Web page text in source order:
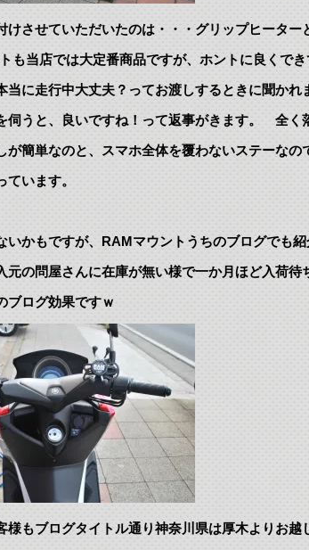
けさせていただいたのは・・・グリップヒータ
も当店では大定番商品ですが、ホントに良くで
当に走行中大丈夫？ってお渡しするときに聞かれ
伺うと、良いですね！って返事がきます。 全く
が簡単なのと、スマホ全体を覆わないステーなの
ています。
いかもですが、RAMマウントうちのブログでも
元の問屋さんに在庫が無い様で一か月ほど入荷待
ブログ効果ですｗ
様もブログタイトル通り神奈川県は厚木よりお越